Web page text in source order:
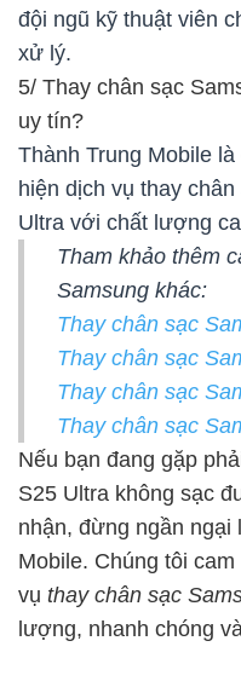
đội ngũ kỹ thuật viên
xử lý.
5/ Thay chân sạc
uy tín?
Thành Trung Mobile
hiện dịch vụ thay
Ultra với chất lượng
Tham khảo thêm
Samsung khác:
Thay chân sạc
Thay chân sạc
Thay chân sạc
Thay chân sạc
Nếu bạn đang gặp
S25 Ultra không sạc
nhận, đừng ngần ngại
Mobile. Chúng tôi
vụ thay chân sạc
lượng, nhanh chóng